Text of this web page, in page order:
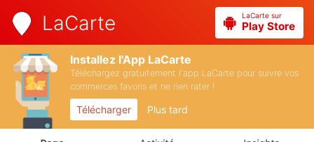
LaCarte LaCarte sur
Play Store
Installez l'App LaCarte
Téléchargez gratuitement l'app LaCarte pour suivre vos
commerces favoris et ne rien rater !
Télécharger Plus tard